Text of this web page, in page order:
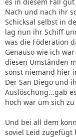
Nach und nach ihr
Schicksal selbst in
lag nun ihr Schiff
was die Föderation
Genauso wie ich
diesen Umständen
sonst niemand hier
Der San Diego und
Auslöschung...gab
hoch war um sich
Und bei all dem
soviel Leid zugefügt